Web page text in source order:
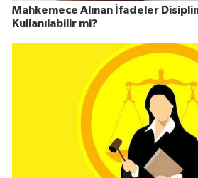
Mahkemece Alınan İfadeler
Kullanılabilir mi?